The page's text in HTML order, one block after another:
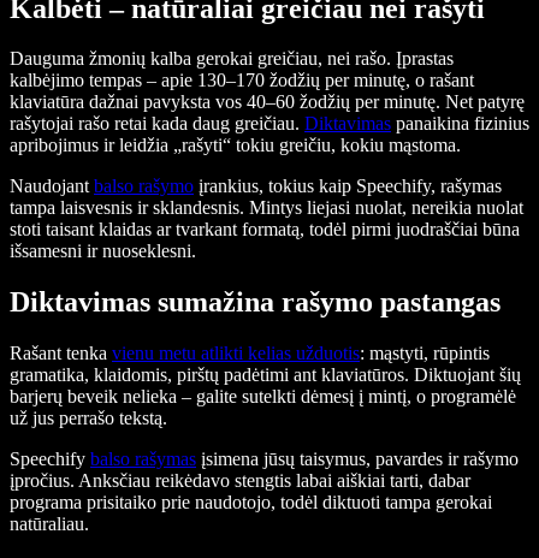
Kalbėti – natūraliai greičiau nei rašyti
Dauguma žmonių kalba gerokai greičiau, nei rašo. Įprastas
kalbėjimo tempas – apie 130–170 žodžių per minutę, o rašant
klaviatūra dažnai pavyksta vos 40–60 žodžių per minutę. Net patyrę
rašytojai rašo retai kada daug greičiau. Diktavimas panaikina fizinius
apribojimus ir leidžia „rašyti“ tokiu greičiu, kokiu mąstoma.
Naudojantbalso rašymo įrankius, tokius kaip Speechify, rašymas
tampa laisvesnis ir sklandesnis. Mintys liejasi nuolat, nereikia nuolat
stoti taisant klaidas ar tvarkant formatą, todėl pirmi juodraščiai būna
išsamesni ir nuoseklesni.
Diktavimas sumažina rašymo pastangas
Rašant tenka vienu metu atlikti kelias užduotis: mąstyti, rūpintis
gramatika, klaidomis, pirštų padėtimi ant klaviatūros. Diktuojant šių
barjerų beveik nelieka – galite sutelkti dėmesį į mintį, o programėlė
už jus perrašo tekstą.
Speechify balso rašymas įsimena jūsų taisymus, pavardes ir rašymo
įpročius. Anksčiau reikėdavo stengtis labai aiškiai tarti, dabar
programa prisitaiko prie naudotojo, todėl diktuoti tampa gerokai
natūraliau.